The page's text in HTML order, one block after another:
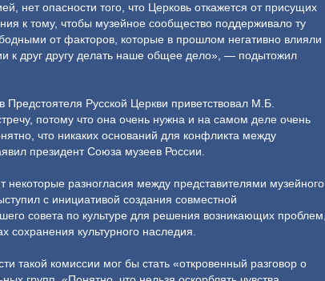
нет опасности того, что Церковь откажется от присущих
к тому, чтобы музейное сообщество поддерживало ту
от факторов, которые в прошлом негативно влияли
к друг другу делать наше общее дело», — подытожил
Русской Церкви приветствовал М.Б.
потому что она очень нужна и на самом деле очень
что никаких оснований для конфликта между
президент Союза музеев России.
некоторые разногласия между представителями музейного
с инициативой создания совместной
совета по культуре для решения возникающих проблем,
сохранения культурного наследия.
такой комиссии мог бы стать «откровенный разговор о